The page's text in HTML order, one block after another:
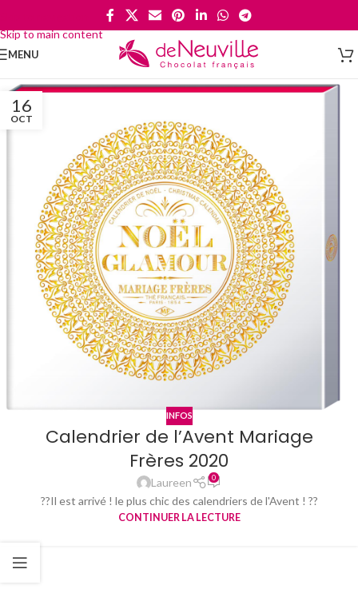
Skip to main content
MENU
16
OCT
INFOS
Calendrier de l’Avent Mariage
Frères 2020
Laureen 0
??Il est arrivé ! le plus chic des calendriers de l'Avent ! ??
CONTINUER LA LECTURE